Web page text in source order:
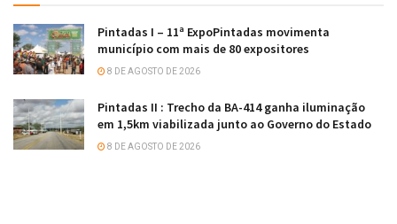
Pintadas I – 11ª ExpoPintadas movimenta
município com mais de 80 expositores
8 DE AGOSTO DE 2026
Pintadas II : Trecho da BA-414 ganha iluminação
em 1,5km viabilizada junto ao Governo do Estado
8 DE AGOSTO DE 2026